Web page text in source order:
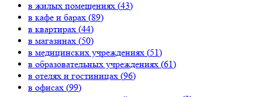
в жилых помещениях (43)
в кафе и барах (89)
в квартирах (44)
в магазинах (50)
в медицинских учреждениях (51)
в образовательных учреждениях (61)
в отелях и гостиницах (96)
в офисах (99)